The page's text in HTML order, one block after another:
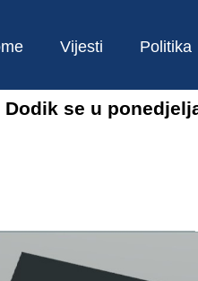
Vijesti Politika
se u